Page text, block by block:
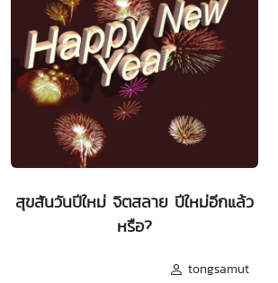
สุขสันวันปีใหม่ จิตสลาย ปีใหม่อีกแล้ว
หรือ?
tongsamut